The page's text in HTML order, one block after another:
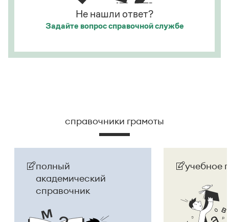
Не нашли ответ?
Задайте вопроссправочной службе
справочники грамоты
полный
академический
справочник
учебное